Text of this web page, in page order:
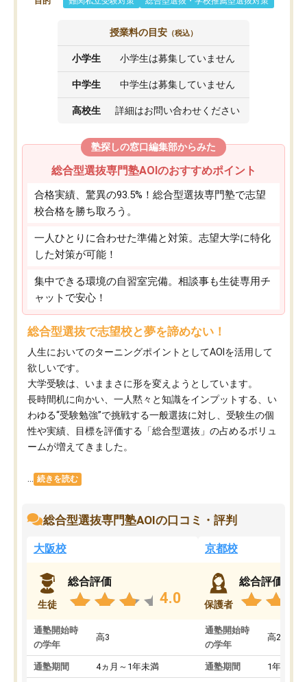
授業料の目安 （税込）
小学生 小学生は募集していません
中学生 中学生は募集していません
高校生 詳細はお問い合わせください
塾探しの窓口編集部からみた
総合型選抜専門塾AOIのおすすめポイント
合格実績、驚異の93.5%！総合型選抜専門塾で志望
校合格を勝ち取ろう。
一人ひとりに合わせた準備と対策。志望大学に特化
した対策が可能！
集中できる環境の自習室完備。相談事も生徒専用チ
ャットで安心！
総合型選抜で志望校と夢を諦めない！
人生においてのターニングポイントとしてAOIを活用して
欲しいです。
大学受験は、いままさに形を変えようとしています。
長時間机に向かい、一人黙々と知識をインプットする、い
わゆる“受験勉強”で挑戦する一般選抜に対し、受験生の個
性や実績、目標を評価する「総合型選抜」の占めるボリュ
ームが増えてきました。
続きを読む
総合型選抜専門塾AOIの口コミ・評判
大阪校
生徒
総合評価
4.0
通塾開始時
の学年
高3
通塾期間 4ヵ月～1年未満
京都校
保護者
総合評価
通塾開始時
の学年
高2
通塾期間 1年以上